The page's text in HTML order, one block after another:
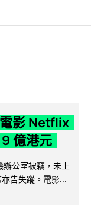
影 Netflix
億港元
辦公室被竊，未上
告失蹤。電影...